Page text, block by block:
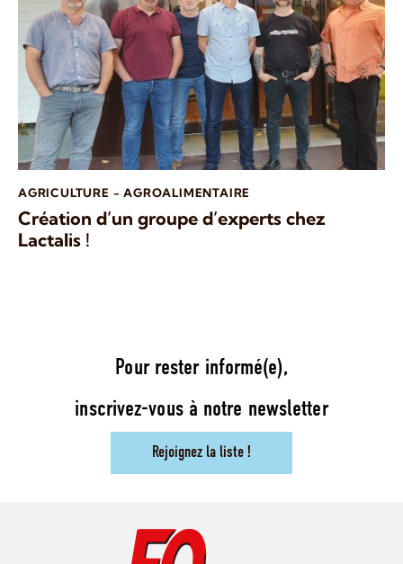
AGRICULTURE - AGROALIMENTAIRE
Création d’un groupe d’experts chez
Lactalis !
Pour rester informé(e),
inscrivez-vous à notre newsletter
Rejoignez la liste !